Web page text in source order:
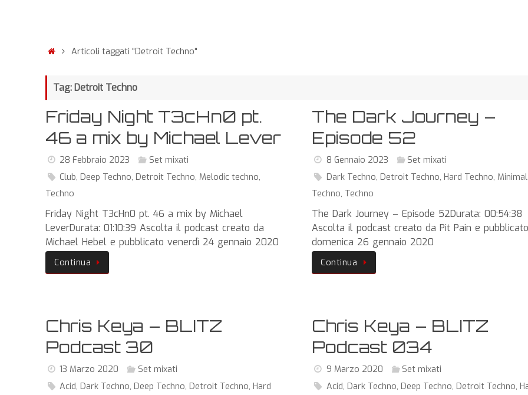
Articoli taggati "Detroit Techno"
Tag: Detroit Techno
Friday Night T3cHn0 pt.
46 a mix by Michael Lever
28 Febbraio 2023
Set mixati
Club,Deep Techno,Detroit Techno, Melodic techno,
Techno
Friday Night T3cHn0 pt. 46 a mix by Michael
LeverDurata: 01:10:39 Ascolta il podcast creato da
Michael Hebel e pubblicato venerdì 24 gennaio 2020
Continua
The Dark Journey –
Episode 52
8 Gennaio 2023
Set mixati
Dark Techno, Detroit Techno, Hard Techno, Minimal
Techno, Techno
The Dark Journey – Episode 52Durata: 00:54:38
Ascolta il podcast creato da Pit Pain e
domenica 26 gennaio 2020
Continua
Chris Keya – BLITZ
Podcast 30
13 Marzo 2020
Set mixati
Acid,Dark Techno,Deep Techno,Detroit Techno,Hard
Chris Keya – BLITZ
Podcast 034
9 Marzo 2020
Set mixati
Acid, Dark Techno, Deep Techno, Detroit Techno,